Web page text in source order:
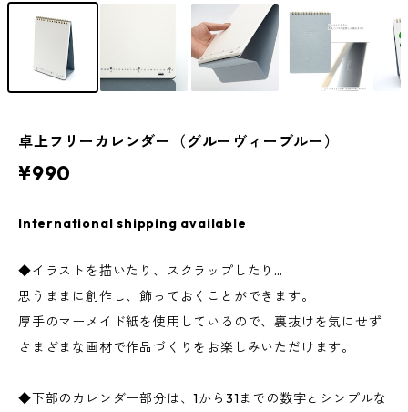
卓上フリーカレンダー（グルーヴィーブルー）
¥990
International shipping available
◆イラストを描いたり、スクラップしたり…
思うままに創作し、飾っておくことができます。
厚手のマーメイド紙を使用しているので、裏抜けを気にせず
さまざまな画材で作品づくりをお楽しみいただけます。
◆下部のカレンダー部分は、1から31までの数字とシンプルな